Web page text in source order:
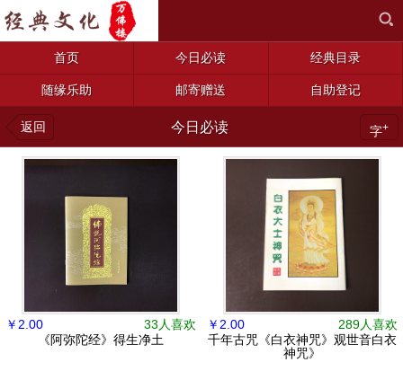
首页 今日必读 经典目录
随缘乐助 邮寄赠送 自助登记
返回 今日必读 字+
33人喜欢
￥ 2.00
《阿弥陀经》得生净土
289人喜欢
￥ 2.00
千年古咒《白衣神咒》观世音白衣
神咒》